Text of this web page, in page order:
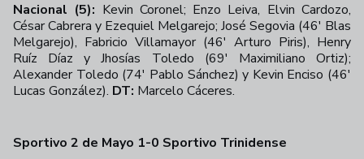
Nacional (5): Kevin Coronel; Enzo Leiva, Elvin Cardozo,
César Cabrera y Ezequiel Melgarejo; José Segovia (46' Blas
Melgarejo), Fabricio Villamayor (46' Arturo Piris), Henry
Ruíz Díaz y Jhosías Toledo (69' Maximiliano Ortiz);
Alexander Toledo (74' Pablo Sánchez) y Kevin Enciso (46'
Lucas González). DT: Marcelo Cáceres.
Sportivo 2 de Mayo 1-0 Sportivo Trinidense